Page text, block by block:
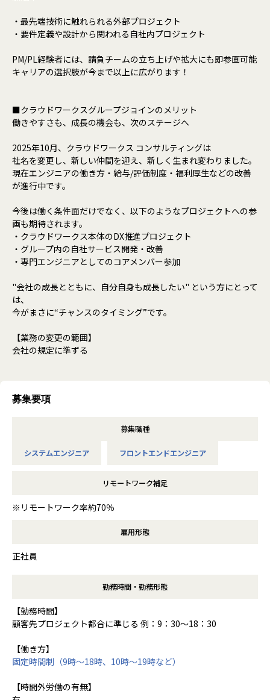
・最先端技術に触れられる外部プロジェクト
・要件定義や設計から関われる自社内プロジェクト
PM/PL経験者には、請負チームの立ち上げや拡大にも即参画可能
キャリアの選択肢が今まで以上に広がります！
■クラウドワークスグループジョインのメリット
働きやすさも、成長の機会も、次のステージへ
2025年10月、クラウドワークス コンサルティングは
社名を変更し、新しい仲間を迎え、新しく生まれ変わりました。
現在エンジニアの働き方・給与/評価制度・福利厚生などの改善
が進行中です。
今後は働く条件面だけでなく、以下のようなプロジェクトへの参
画も期待されます。
・クラウドワークス本体のDX推進プロジェクト
・グループ内の自社サービス開発・改善
・専門エンジニアとしてのコアメンバー参加
"会社の成長とともに、自分自身も成長したい" という方にとって
は、
今がまさに“チャンスのタイミング”です。
【業務の変更の範囲】
会社の規定に準ずる
募集要項
募集職種
システムエンジニア フロントエンドエンジニア
リモートワーク補足
※リモートワーク率約70％
雇用形態
正社員
勤務時間・勤務形態
【勤務時間】
顧客先プロジェクト都合に準じる 例：9：30～18：30
【働き方】
固定時間制（9時～18時、10時～19時など）
【時間外労働の有無】